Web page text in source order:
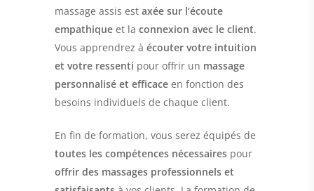
massage assis est axée sur l’écoute
empathiqueet la connexion avec le client.
Vous apprendrez à écouter votre intuition
et votre ressenti pour offrir un massage
personnalisé et efficaceen fonction des
besoins individuels de chaque client.
En fin de formation, vous serez équipés de
toutes les compétences nécessairespour
offrir des massages professionnels et